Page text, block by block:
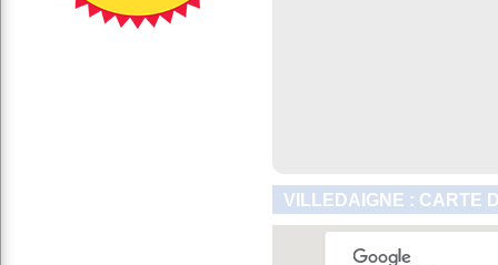
VILLEDAIGNE : CARTE